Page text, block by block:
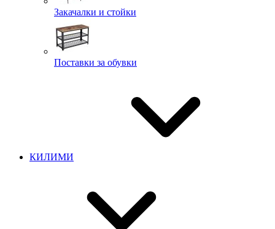
Закачалки и стойки
Поставки за обувки
КИЛИМИ